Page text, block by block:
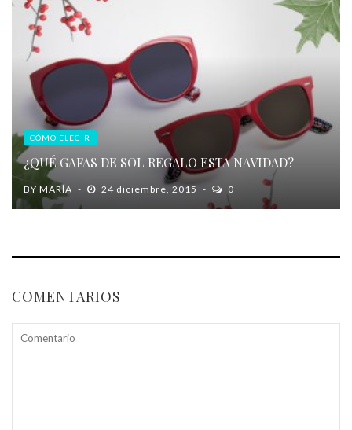
CÓMO ELEGIR
¿QUÉ GAFAS DE SOL REGALO ESTA NAVIDAD?
BY MARÍA 24 diciembre, 2015 0
COMENTARIOS